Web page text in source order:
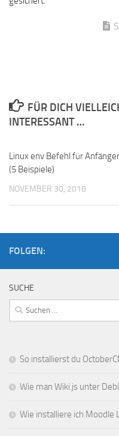
FÜR DICH
INTERESSANT …
Linux env Befehl für Anfänger
(5 Beispiele)
NOVEMBER 30, 2018
FOLGEN:
SUCHE
Suchen
nach:
So installierst du
Wie man Wiki.js unter
Wie installiere ich Moodle